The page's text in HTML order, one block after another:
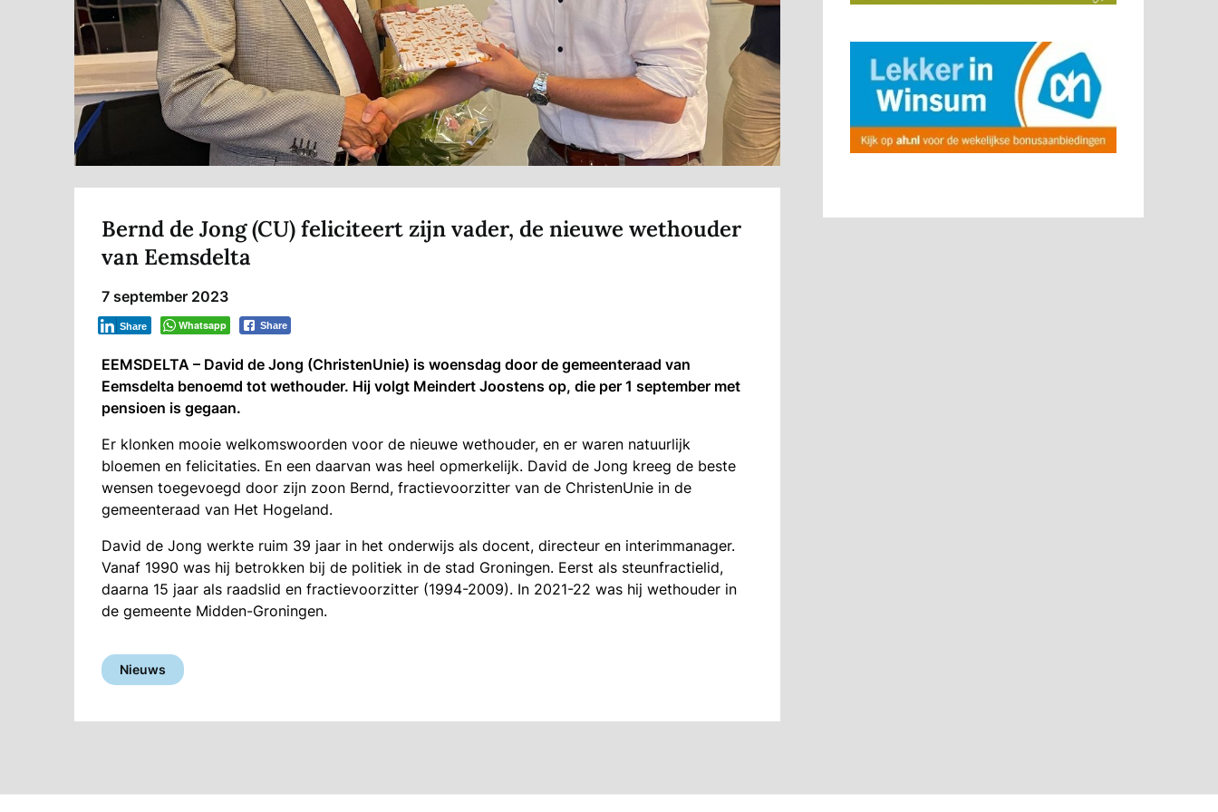
Bernd de Jong (CU) feliciteert zijn vader, de nieuwe wethouder
van Eemsdelta
7 september 2023
Whatsapp Share
Share
EEMSDELTA – David de Jong (ChristenUnie) is woensdag door de gemeenteraad van
Eemsdelta benoemd tot wethouder. Hij volgt Meindert Joostens op, die per 1 september met
pensioen is gegaan.
Er klonken mooie welkomswoorden voor de nieuwe wethouder, en er waren natuurlijk
bloemen en felicitaties. En een daarvan was heel opmerkelijk. David de Jong kreeg de beste
wensen toegevoegd door zijn zoon Bernd, fractievoorzitter van de ChristenUnie in de
gemeenteraad van Het Hogeland.
David de Jong werkte ruim 39 jaar in het onderwijs als docent, directeur en interimmanager.
Vanaf 1990 was hij betrokken bij de politiek in de stad Groningen. Eerst als steunfractielid,
daarna 15 jaar als raadslid en fractievoorzitter (1994-2009). In 2021-22 was hij wethouder in
de gemeente Midden-Groningen.
Nieuws